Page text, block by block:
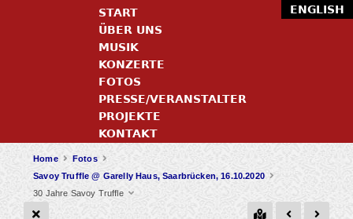
Home
Fotos
Savoy Truffle @ Garelly Haus, Saarbrücken, 16.10.2020
30 Jahre Savoy Truffle
START
ÜBER UNS
MUSIK
KONZERTE
FOTOS
PRESSE/VERANSTALTER
PROJEKTE
KONTAKT
ENGLISH